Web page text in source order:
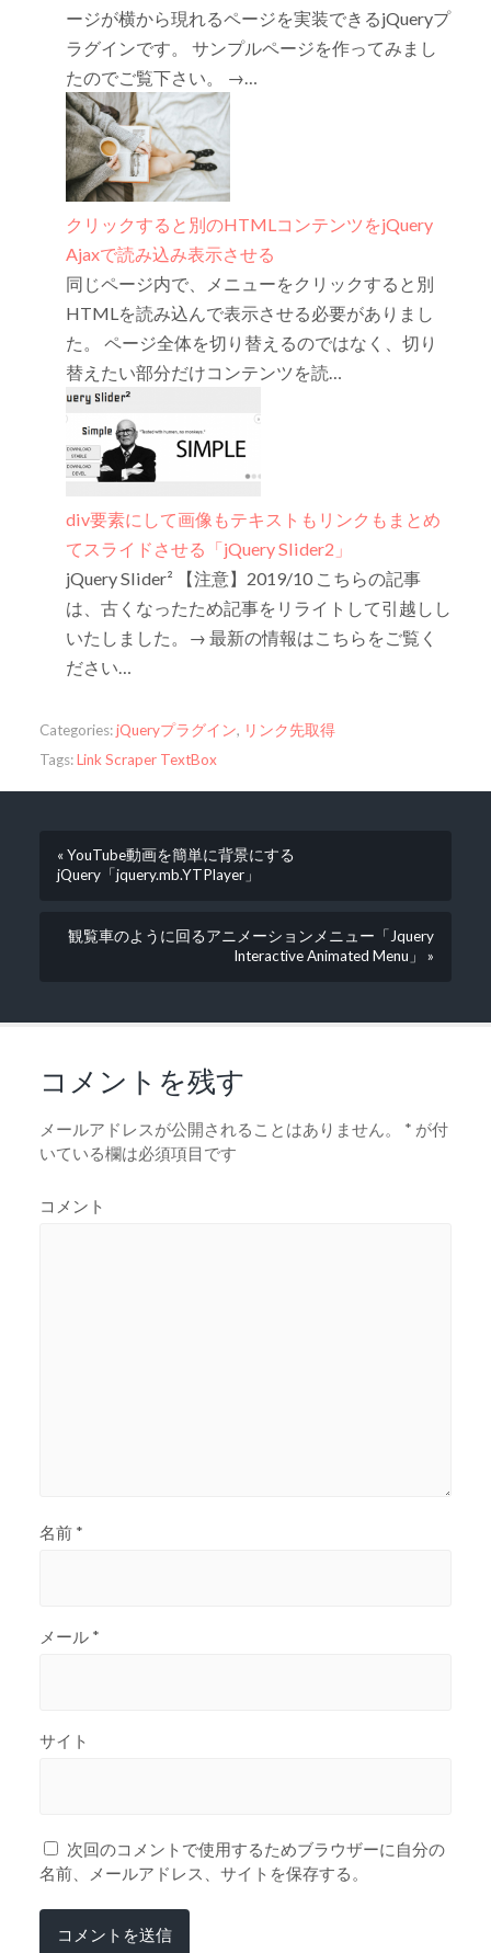
ージが横から現れるページを実装できるjQueryプ
ラグインです。 サンプルページを作ってみまし
たのでご覧下さい。 →…
クリックすると別のHTMLコンテンツをjQuery
Ajaxで読み込み表示させる
同じページ内で、メニューをクリックすると別
HTMLを読み込んで表示させる必要がありまし
た。 ページ全体を切り替えるのではなく、切り
替えたい部分だけコンテンツを読…
div要素にして画像もテキストもリンクもまとめ
てスライドさせる「jQuery Slider2」
jQuery Slider² 【注意】2019/10 こちらの記事
は、古くなったため記事をリライトして引越しし
いたしました。→ 最新の情報はこちらをご覧く
ださい…
Categories:jQueryプラグイン, リンク先取得
Tags:Link Scraper TextBox
« YouTube動画を簡単に背景にする
jQuery「jquery.mb.YTPlayer」
観覧車のように回るアニメーションメニュー「Jquery
Interactive Animated Menu」 »
コメントを残す
メールアドレスが公開されることはありません。 * が付
いている欄は必須項目です
コメント
名前 *
メール *
サイト
次回のコメントで使用するためブラウザーに自分の
名前、メールアドレス、サイトを保存する。